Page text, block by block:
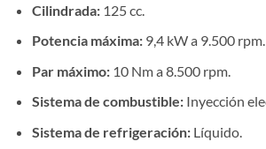
Cilindrada:125 cc.
Potencia máxima:9,4 kW a 9.500 rpm.
Par máximo:10 Nm a 8.500 rpm.
Sistema de combustible:Inyección
Sistema de refrigeración:Líquido.